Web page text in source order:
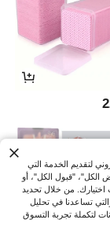
2
لتقديم الخدمة التي
الكل"، "قبول الكل"، أو
من خلال تحديد
تساعدنا في تحليل
لتكملة تجربة التسوق